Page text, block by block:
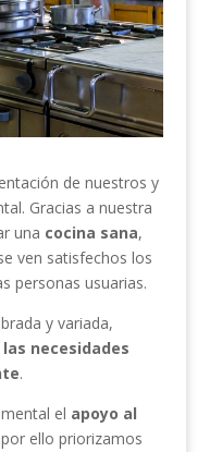
de nuestros y
Gracias a nuestra
una cocina sana,
ven satisfechos los
personas usuarias.
y variada,
necesidades
.
el apoyo al
ello priorizamos